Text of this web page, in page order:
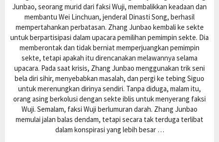
Junbao, seorang murid dari faksi Wuji, membalikkan keadaan dan
membantu Wei Linchuan, jenderal Dinasti Song, berhasil
mempertahankan perbatasan. Zhang Junbao kembali ke sekte
untuk berpartisipasi dalam upacara pemilihan pemimpin sekte. Dia
memberontak dan tidak berniat memperjuangkan pemimpin
sekte, tetapi apakah itu direncanakan melawannya selama
upacara. Pada saat krisis, Zhang Junbao menggunakan trik seni
bela diri sihir, menyebabkan masalah, dan pergi ke tebing Siguo
untuk merenungkan dirinya sendiri. Tanpa diduga, malam itu,
orang asing berkolusi dengan sekte iblis untuk menyerang faksi
Wuji. Semalam, faksi Wuji berlumuran darah. Zhang Junbao
memulai jalan balas dendam, tetapi secara tak terduga terlibat
dalam konspirasi yang lebih besar …